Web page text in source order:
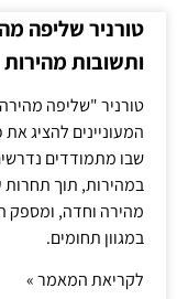
טורניר שליפה
ותשובות מהירות
טורניר "שליפה
המעוניינים להציג
שבו מתמודדים
במהירות, תוך תחרות
מהירה וחדה, ומספק
במגוון תחומים.
לקריאת המאמר »